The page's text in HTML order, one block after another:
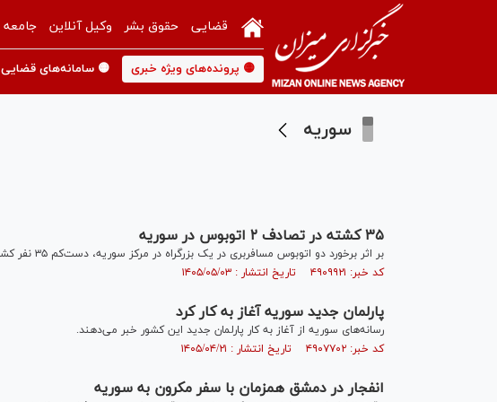
قضایی حقوق بشر وکیل آنلاین جامعه
🟡 پرونده‌های ویژه خبری 🟡 سامانه‌های قضایی
سوریه
۳۵ کشته در تصادف ۲ اتوبوس در سوریه
بر اثر برخورد دو اتوبوس مسافربری در یک بزرگراه در مرکز سوریه، دست‌کم ۳۵ نفر کشته و بسیاری دیگر زخمی شدند.
کد خبر: ۴۹۰۹۹۲۱ تاریخ انتشار : ۱۴۰۵/۰۵/۰۳
پارلمان جدید سوریه آغاز به کار کرد
رسانه‌های سوریه از آغاز به کار پارلمان جدید این کشور خبر می‌دهند.
کد خبر: ۴۹۰۷۷۰۲ تاریخ انتشار : ۱۴۰۵/۰۴/۲۱
انفجار در دمشق همزمان با سفر مکرون به سوریه